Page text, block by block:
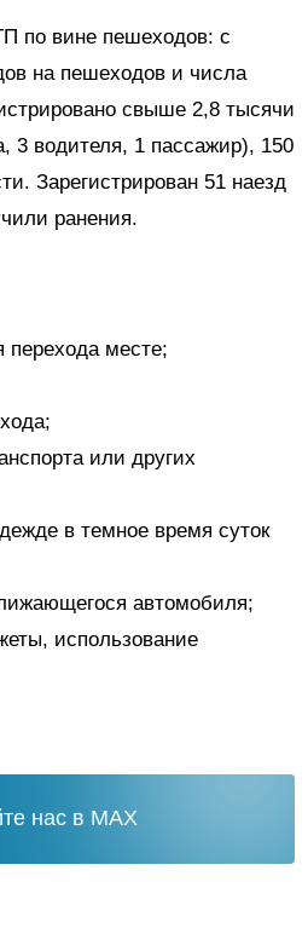
по вине пешеходов: с
на пешеходов и числа
свыше 2,8 тысячи
3 водителя, 1 пассажир), 150
Зарегистрирован 51 наезд
ранения.
перехода месте;
или других
в темное время суток
автомобиля;
использование
нас в MAX